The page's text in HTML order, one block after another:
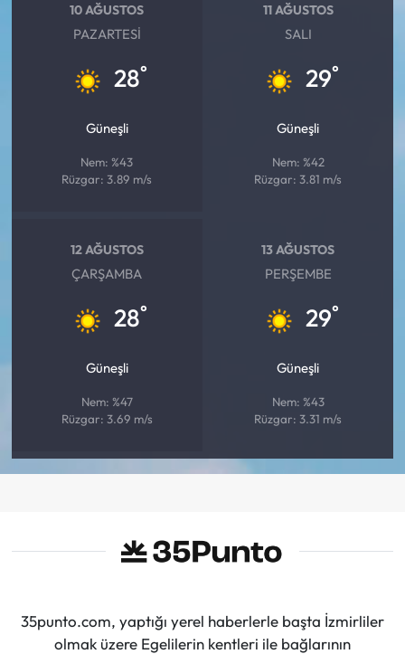
10 AĞUSTOS
PAZARTESI
28°
Güneşli
Nem: %43
Rüzgar: 3.89 m/s
11 AĞUSTOS
SALI
29°
Güneşli
Nem: %42
Rüzgar: 3.81 m/s
12 AĞUSTOS
ÇARŞAMBA
28°
Güneşli
Nem: %47
Rüzgar: 3.69 m/s
13 AĞUSTOS
PERŞEMBE
29°
Güneşli
Nem: %43
Rüzgar: 3.31 m/s
35punto.com, yaptığı yerel haberlerle başta İzmirliler
olmak üzere Egelilerin kentleri ile bağlarının